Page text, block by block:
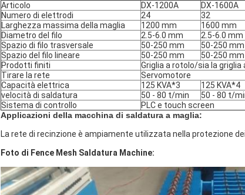
Articolo DX-1200A DX-1600A
Numero di elettrodi
24 32
Larghezza massima della maglia
1200 mm 1600 mm
Diametro del filo
2.5-6.0 mm 2.5-6.0 mm
Spazio di filo trasversale
50-250 mm 50-250 mm
Spazio del filo lineare
50-250 mm 50-250 mm
Prodotti finiti
Griglia a rotolo/sia la
Tirare la rete
Servomotore
Capacità elettrica
125 KVA*3 125 KVA*4
velocità di saldatura
50 - 80 t/min 50 - 80 t/
Sistema di controllo
PLC e touch screen
Applicazioni della macchina di saldatura a maglia:
La rete di recinzione è ampiamente utilizzata nella protezione
Foto di Fence Mesh Saldatura Machine: